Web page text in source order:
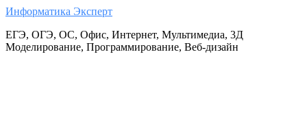
Информатика Эксперт
ЕГЭ, ОГЭ, ОС, Офис, Интернет, Мультимедиа, 3Д
Моделирование, Программирование, Веб-дизайн